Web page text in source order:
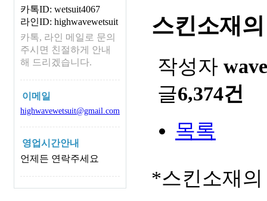
카톡ID: wetsuit4067
라인ID: highwavewetsuit
카톡, 라인 메일로 문의
주시면 친절하게 안내
해 드리겠습니다.
이메일
highwavewetsuit@gmail.com
영업시간안내
언제든 연락주세요
스킨소재
작성자 wave
글6,374건
목록
*스킨소재